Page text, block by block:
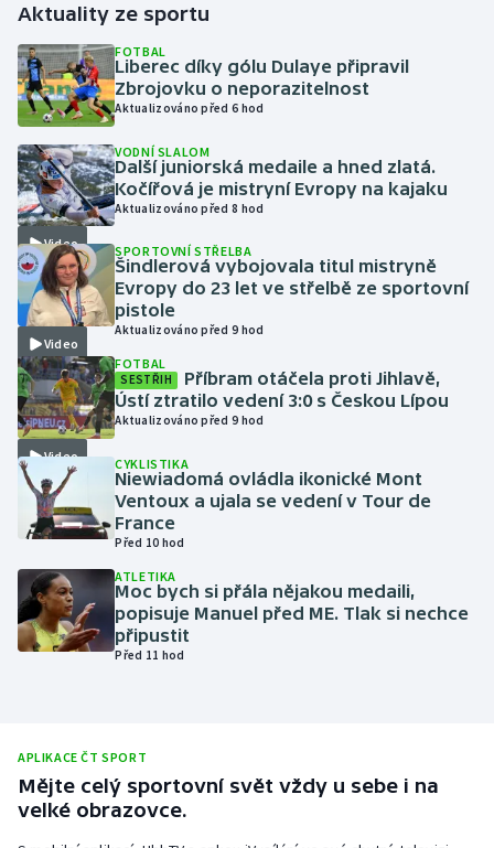
Házená
Jezdectví
Judo
Krasobruslení
Lezení
Lyže a snowboard
Moderní pětiboj
Motorsport
Olympijské hry
Parasport
Plavání
Plážový volejbal
Rychlostní kanoistika
Short track
Aktuality ze sportu
FOTBAL
Liberec díky gólu Dulaye připravil
Zbrojovku o neporazitelnost
Aktualizováno před 6 hod
Video
VODNÍ SLALOM
Další juniorská medaile a hned zlatá.
Kočířová je mistryní Evropy na kajaku
Aktualizováno před 8 hod
Video
SPORTOVNÍ STŘELBA
Šindlerová vybojovala titul mistryně
Evropy do 23 let ve střelbě ze sportovní
pistole
Aktualizováno před 9 hod
Video
FOTBAL
SESTŘIH
Příbram otáčela proti Jihlavě,
Ústí ztratilo vedení 3:0 s Českou Lípou
Aktualizováno před 9 hod
CYKLISTIKA
Niewiadomá ovládla ikonické Mont
Ventoux a ujala se vedení v Tour de
France
Před 10 hod
ATLETIKA
Moc bych si přála nějakou medaili,
popisuje Manuel před ME. Tlak si nechce
připustit
Před 11 hod
APLIKACE ČT SPORT
Mějte celý sportovní svět vždy u sebe i na
velké obrazovce.